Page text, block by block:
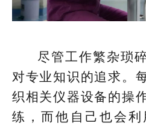
尽管工作繁杂琐
对专业知识的追求。
织相关仪器设备的操
练，而他自己也会